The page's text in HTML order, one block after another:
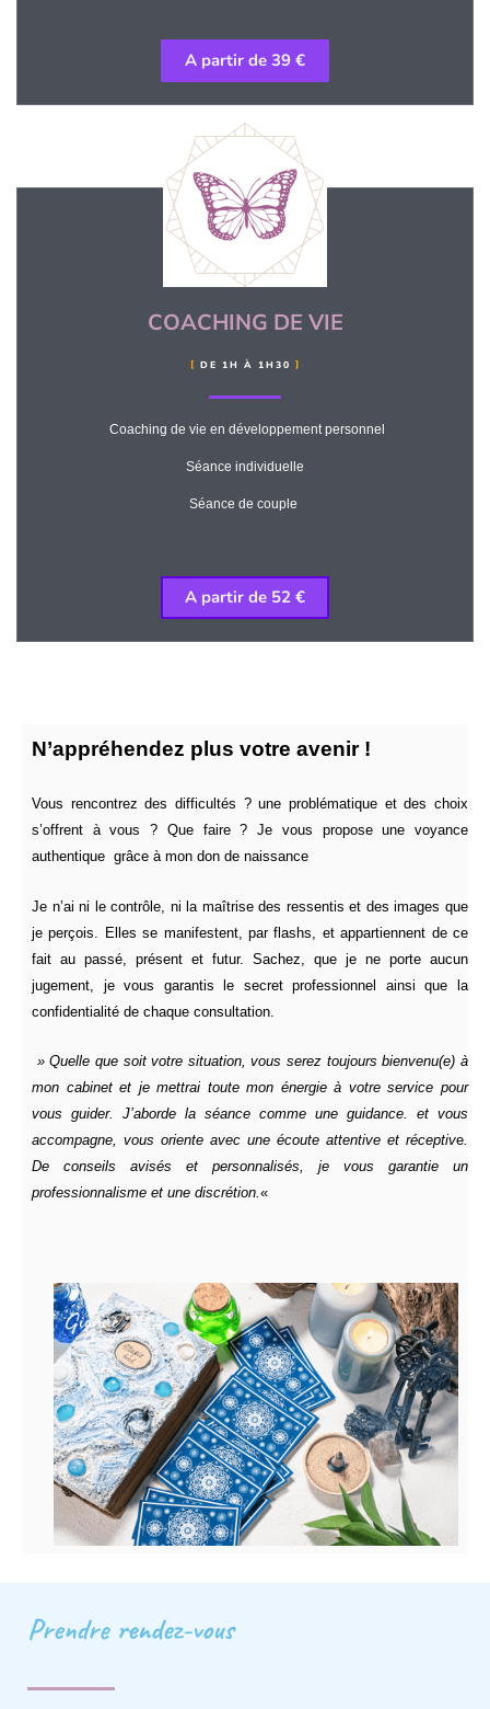
A partir de 39 €
COACHING DE VIE
DE 1H À 1H30
Coaching de vie en développement personnel
Séance individuelle
Séance de couple
A partir de 52 €
N’appréhendez plus votre avenir !
Vous rencontrez des difficultés ? une problématique et des choix
s’offrent à vous ? Que faire ?Je vous propose une voyance
authentique grâce à mon don de naissance
Je n’ai ni le contrôle, ni la maîtrise des ressentis et des images que
je perçois. Elles se manifestent, par flashs, et appartiennent de ce
fait au passé, présent et futur. Sachez, que je ne porte aucun
jugement, je vous garantis le secret professionnel ainsi que la
confidentialité de chaque consultation.
» Quelle que soit votre situation, vous serez toujours bienvenu(e) à
mon cabinet et je mettrai toute mon énergie à votre service pour
vous guider. J’aborde la séance comme une guidance. et vous
accompagne, vous oriente avec une écoute attentive et réceptive.
De conseils avisés et personnalisés, je vous garantie un
professionnalisme et une discrétion.«
Prendre rendez-vous